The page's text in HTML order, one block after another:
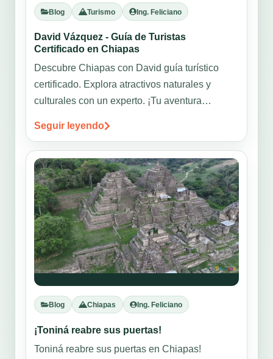
Blog Turismo Ing. Feliciano
David Vázquez - Guía de Turistas
Certificado en Chiapas
Descubre Chiapas con David guía turístico
certificado. Explora atractivos naturales y
culturales con un experto. ¡Tu aventura
Seguir leyendo
Blog Chiapas Ing. Feliciano
¡Toniná reabre sus puertas!
Toniná reabre sus puertas en Chiapas!